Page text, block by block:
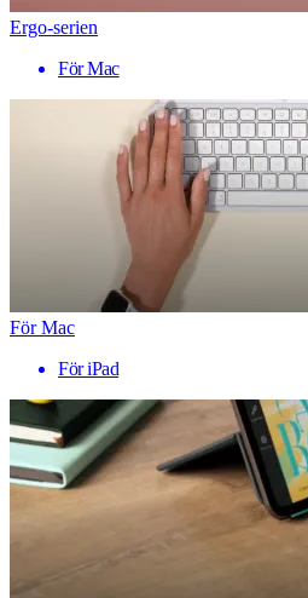
Ergo-serien
För Mac
För Mac
För iPad